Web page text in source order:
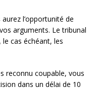
l’opportunité de
arguments. Le tribunal
cas échéant, les
reconnu coupable, vous
dans un délai de 10